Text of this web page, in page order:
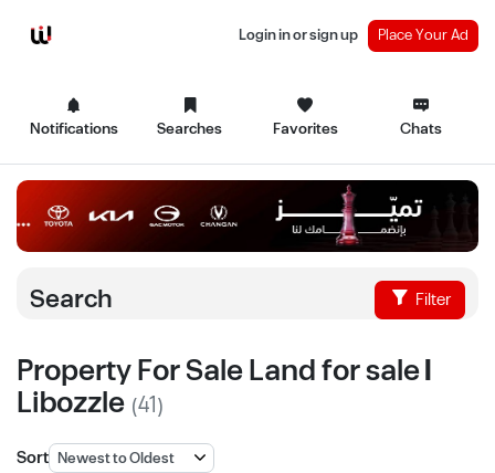
Notifications Searches Favorites Chats
Login in or sign up Place Your Ad
Search Filter
Property For Sale Land for sale |
Libozzle (41)
Sort